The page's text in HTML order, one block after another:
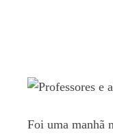
Foi uma manhã